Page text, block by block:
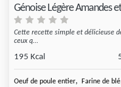
Génoise Légère Amandes
Cette recette simple et délicieuse
ceux q...
195 Kcal
Oeuf de poule entier, Farine de blé